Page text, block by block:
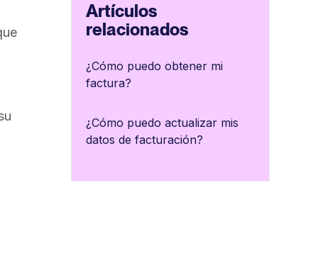
Artículos
relacionados
¿Cómo puedo obtener mi
factura?
¿Cómo puedo actualizar mis
datos de facturación?